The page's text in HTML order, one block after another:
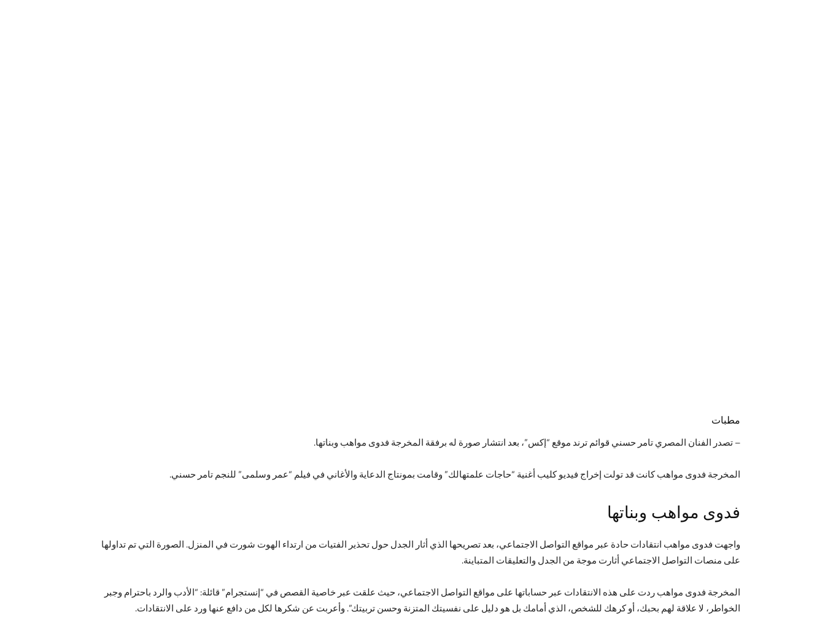
مطبات
– تصدر الفنان المصري تامر حسني قوائم ترند موقع “إكس”، بعد انتشار صورة له برفقة المخرجة فدوى مواهب وبناتها.
المخرجة فدوى مواهب كانت قد تولت إخراج فيديو كليب أغنية “حاجات علمتهالك” وقامت بمونتاج الدعاية والأغاني في فيلم “عمر وسلمى” للنجم تامر حسني.
فدوى مواهب وبناتها
واجهت فدوى مواهب انتقادات حادة عبر مواقع التواصل الاجتماعي، بعد تصريحها الذي أثار الجدل حول تحذير الفتيات من ارتداء الهوت شورت في المنزل. الصورة التي تم تداولها
على منصات التواصل الاجتماعي أثارت موجة من الجدل والتعليقات المتباينة.
المخرجة فدوى مواهب ردت على هذه الانتقادات عبر حساباتها على مواقع التواصل الاجتماعي، حيث علقت عبر خاصية القصص في “إنستجرام” قائلة: “الأدب والرد باحترام وجبر
الخواطر، لا علاقة لهم بحبك، أو كرهك للشخص، الذي أمامك بل هو دليل على نفسيتك المتزنة وحسن تربيتك”. وأعربت عن شكرها لكل من دافع عنها ورد على الانتقادات.